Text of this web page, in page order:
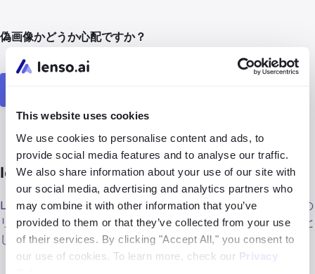
This website uses cookies
We use cookies to personalise content and ads, to
provide social media features and to analyse our traffic.
We also share information about your use of our site with
our social media, advertising and analytics partners who
may combine it with other information that you’ve
provided to them or that they’ve collected from your use
of their services. By clicking "Accept All," you consent to
our use of cookies. To learn more, check our Privacy
偽画像かどうか心配ですか？
lenso.aiで偽画像を特定
Lensoは、数秒で同一または類似の画像を識別できるAI対応の
リバースイメージ検索ツールで、AI生成コンテンツをフラグと
して識別するのに役立ちます。